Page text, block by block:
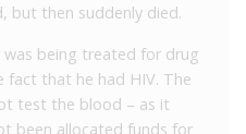
but then suddenly died.
being treated for drug
fact that he had HIV. The
test the blood – as it
been allocated funds for